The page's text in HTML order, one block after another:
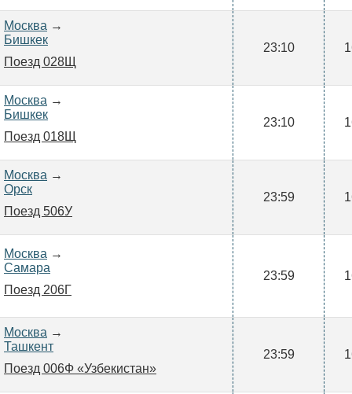
Москва →
Бишкек
Поезд 028Щ
23:10
Москва →
Бишкек
Поезд 018Щ
23:10
Москва →
Орск
Поезд 506У
23:59
Москва →
Самара
Поезд 206Г
23:59
Москва →
Ташкент
Поезд 006Ф «Узбекистан»
23:59